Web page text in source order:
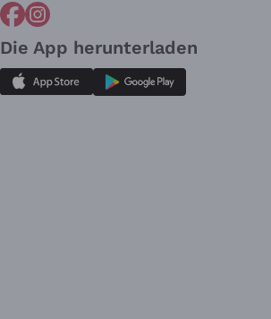
Die App herunterladen